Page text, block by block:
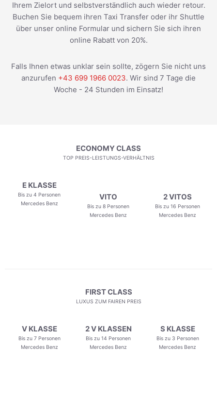
Ihrem Zielort und selbstverständlich auch wieder retour.
Buchen Sie bequem ihren Taxi Transfer oder ihr Shuttle
über unser online Formular und sichern Sie sich ihren
online Rabatt von 20%.
Falls Ihnen etwas unklar sein sollte, zögern Sie nicht uns
anzurufen +43 699 1966 0023. Wir sind 7 Tage die
Woche - 24 Stunden im Einsatz!
ECONOMY CLASS
TOP PREIS-LEISTUNGS-VERHÄLTNIS
E KLASSE
Bis zu 4 Personen
Mercedes Benz
VITO
Bis zu 8 Personen
Mercedes Benz
2 VITOS
Bis zu 16 Personen
Mercedes Benz
FIRST CLASS
LUXUS ZUM FAIREN PREIS
V KLASSE
Bis zu 7 Personen
Mercedes Benz
2 V KLASSEN
Bis zu 14 Personen
Mercedes Benz
S KLASSE
Bis zu 3 Personen
Mercedes Benz